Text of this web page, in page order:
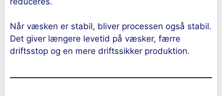
Når væsken er stabil, bliver processen også stabil.
Det giver længere levetid på væsker, færre
driftsstop og en mere driftssikker produktion.